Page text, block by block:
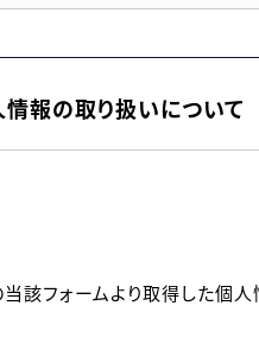
報の取り扱いについて
該フォームより取得した個